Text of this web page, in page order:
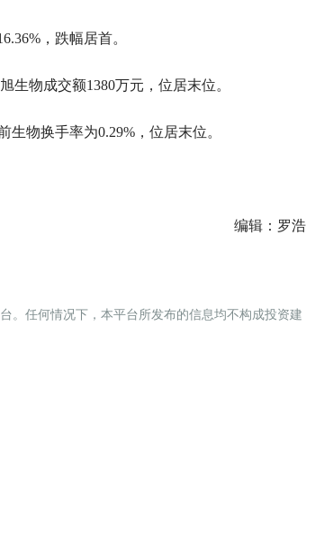
，跌幅居首。
生物成交额1380万元，位居末位。
物换手率为0.29%，位居末位。
编辑：罗浩
。任何情况下，本平台所发布的信息均不构成投资建